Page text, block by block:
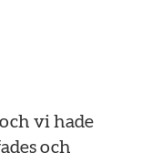
vi hade
och